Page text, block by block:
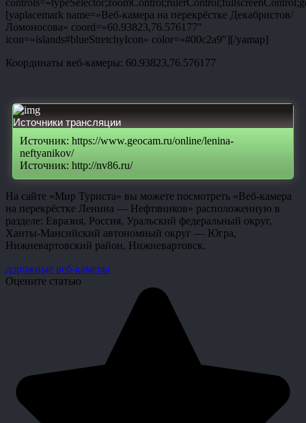
[yaplacemark name=»Веб-камера на перекрёстке Декабристов/
Ломоносова» coord=»60.93823,76.576177″
icon=»islands#blueStretchyIcon» color=»#00c2a9″][/yamap]
Координаты веб-камеры: 60.93823,76.576177
Источники трансляции
Источник: https://www.geocam.ru/online/lenina-
neftyanikov/
Источник: http://nv86.ru/
На сайте «Мир Туриста» вы можете посмотреть «Веб-камера
на перекрёстке Ленина — Нефтяников» расположенную в
разделе: Евразия, Россия, Уральский федеральный округ,
Ханты-Мансийский автономный округ — Югра,
Нижневартовский район, Нижневартовск.
дорожные веб-камеры
Оцените статью